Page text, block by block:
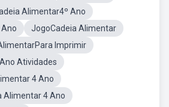
Alimentar4º Ano
JogoCadeia Alimentar
Imprimir
Atividades
4 Ano
Alimentar 4 Ano